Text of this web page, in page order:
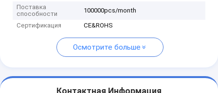
Поставка
способности
100000pcs/month
Сертификация CE&ROHS
Осмотрите больше